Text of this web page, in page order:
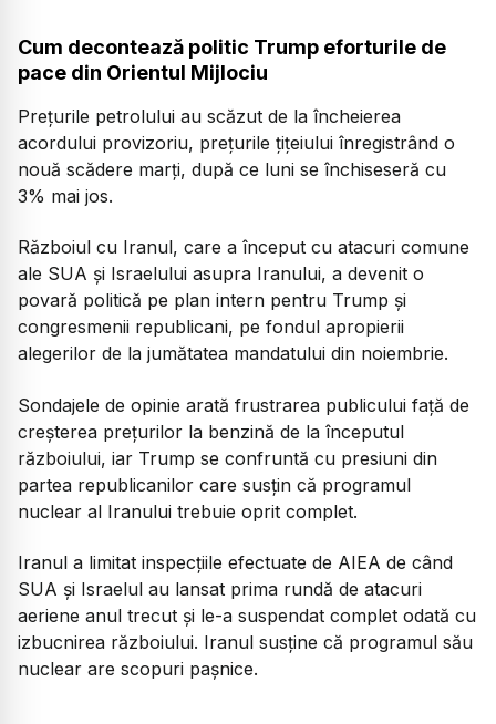
Cum decontează politic Trump eforturile de
pace din Orientul Mijlociu
Prețurile petrolului au scăzut de la încheierea
acordului provizoriu, prețurile țițeiului înregistrând o
nouă scădere marți, după ce luni se închiseseră cu
3% mai jos.
Războiul cu Iranul, care a început cu atacuri comune
ale SUA și Israelului asupra Iranului, a devenit o
povară politică pe plan intern pentru Trump și
congresmenii republicani, pe fondul apropierii
alegerilor de la jumătatea mandatului din noiembrie.
Sondajele de opinie arată frustrarea publicului față de
creșterea prețurilor la benzină de la începutul
războiului, iar Trump se confruntă cu presiuni din
partea republicanilor care susțin că programul
nuclear al Iranului trebuie oprit complet.
Iranul a limitat inspecțiile efectuate de AIEA de când
SUA și Israelul au lansat prima rundă de atacuri
aeriene anul trecut și le-a suspendat complet odată cu
izbucnirea războiului. Iranul susține că programul său
nuclear are scopuri pașnice.